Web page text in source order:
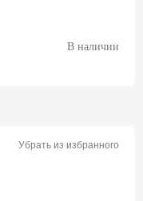
В наличии
Убрать из избранного